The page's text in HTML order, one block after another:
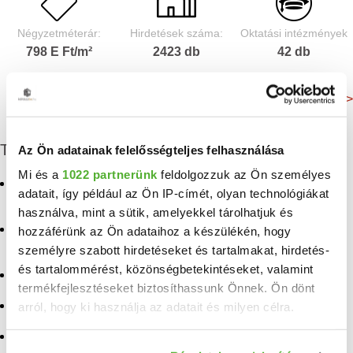
Az Ön adatainak felelősségteljes felhasználása
Mi és a 1022 partnerünk feldolgozzuk az Ön személyes
adatait, így például az Ön IP-címét, olyan technológiákat
használva, mint a sütik, amelyekkel tárolhatjuk és
hozzáférünk az Ön adataihoz a készülékén, hogy
személyre szabott hirdetéseket és tartalmakat, hirdetés-
és tartalommérést, közönségbetekintéseket, valamint
termékfejlesztéseket biztosíthassunk Önnek. Ön dönt
arról, hogy ki használja az adatait és milyen célra.
Négyzetméterár:
798 E Ft/m²
Hirdetések száma:
2423 db
Oktatási intézmények
42 db
Még több adat >
További eladó ingatlanok
Eladó panellakás
Nyíregyháza
Eladó téglalakás
Nyíregyháza
Eladó lakás Nyíregyháza
Eladó ingatlan Nyírlugos
Eladó ingatlan Csegöld
Eladó ingatlan Dombrád
Eladó ingatlan Nyírmada
Eladó ingatlan Tarpa
Eladó ingatlan Geszteréd